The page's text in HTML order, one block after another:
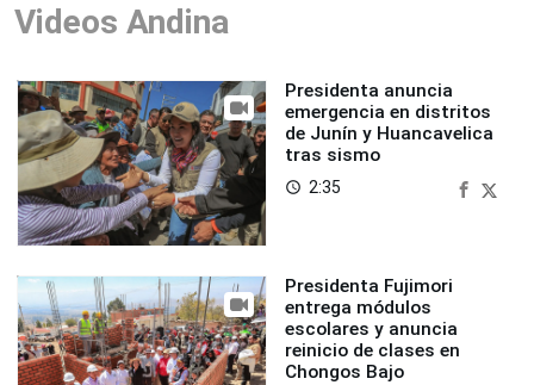
Videos Andina
Presidenta anuncia
emergencia en distritos
de Junín y Huancavelica
tras sismo
access_time 2:35
Presidenta Fujimori
entrega módulos
escolares y anuncia
reinicio de clases en
Chongos Bajo